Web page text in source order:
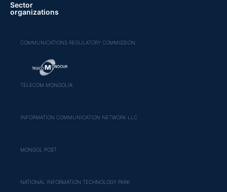
Sector
organizations
COMMUNICATIONS REGULATORY COMMISSION
TELECOM MONGOLIA
INFORMATION COMMUNICATION NETWORK LLC
MONGOL POST
NATIONAL INFORMATION TECHNOLOGY PARK